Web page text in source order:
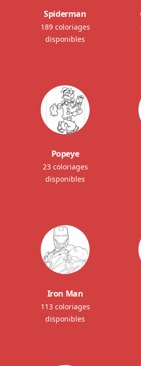
Spiderman
189 coloriages
disponibles
Popeye
23 coloriages
disponibles
Iron Man
113 coloriages
disponibles